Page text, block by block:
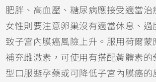
肥胖、高血壓、糖尿病應接受適當治
女性則要注意卵巢沒有適當休息、過
致子宮內膜癌風險上升。服用荷爾蒙
補充雌激素，可使用有搭配黃體素的
型口服避孕藥或可降低子宮內膜癌的